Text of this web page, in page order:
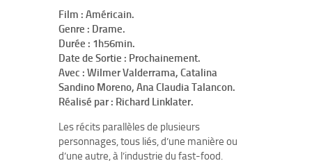
Film : Américain.
Genre : Drame.
Durée : 1h56min.
Date de Sortie : Prochainement.
Avec : Wilmer Valderrama, Catalina
Sandino Moreno, Ana Claudia Talancon.
Réalisé par : Richard Linklater.
Les récits parallèles de plusieurs
personnages, tous liés, d’une manière ou
d’une autre, à l’industrie du fast-food.